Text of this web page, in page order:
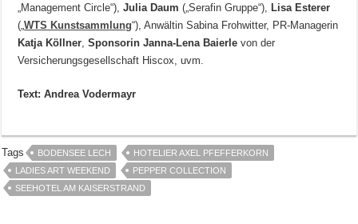
„Management Circle“),Julia Daum („Serafin Gruppe“),Lisa Esterer
(„WTS Kunstsammlung“), Anwältin Sabina Frohwitter, PR-Managerin
Katja Köllner ,Sponsorin Janna-Lena Baierle von der
Versicherungsgesellschaft Hiscox, uvm.
Text: Andrea Vodermayr
Tags BODENSEE LECH
HOTELIER AXEL PFEFFERKORN
LADIES ART WEEKEND
PEPPER COLLECTION
SEEHOTEL AM KAISERSTRAND